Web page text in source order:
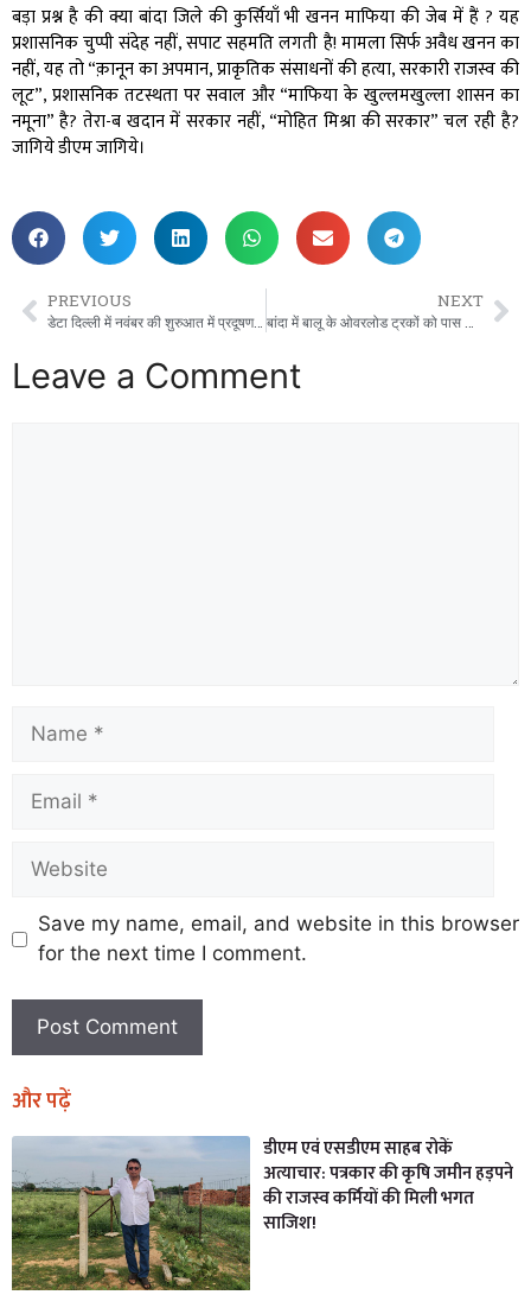
बड़ा प्रश्न है की क्या बांदा जिले की कुर्सियाँ भी खनन माफिया की जेब में हैं ? यह
प्रशासनिक चुप्पी संदेह नहीं, सपाट सहमति लगती है! मामला सिर्फ अवैध खनन का
नहीं, यह तो “क़ानून का अपमान, प्राकृतिक संसाधनों की हत्या, सरकारी राजस्व की
लूट”, प्रशासनिक तटस्थता पर सवाल और “माफिया के खुल्लमखुल्ला शासन का
नमूना” है? तेरा-ब खदान में सरकार नहीं, “मोहित मिश्रा की सरकार” चल रही है?
जागिये डीएम जागिये।
PREVIOUS
डेटा दिल्ली में नवंबर की शुरुआत में प्रदूषण में मामूली ‘गिरावट’ दिखाता है
NEXT
बांदा में बालू के ओवरलोड ट्रकों को पास कराने का नहीं थमा धंधा! नहीं रुका पासिंग ठेका?
Leave a Comment
Save my name, email, and website in this browser
for the next time I comment.
और पढ़ें
डीएम एवं एसडीएम साहब रोकें
अत्याचार: पत्रकार की कृषि जमीन हड़पने
की राजस्व कर्मियों की मिली भगत
साजिश!